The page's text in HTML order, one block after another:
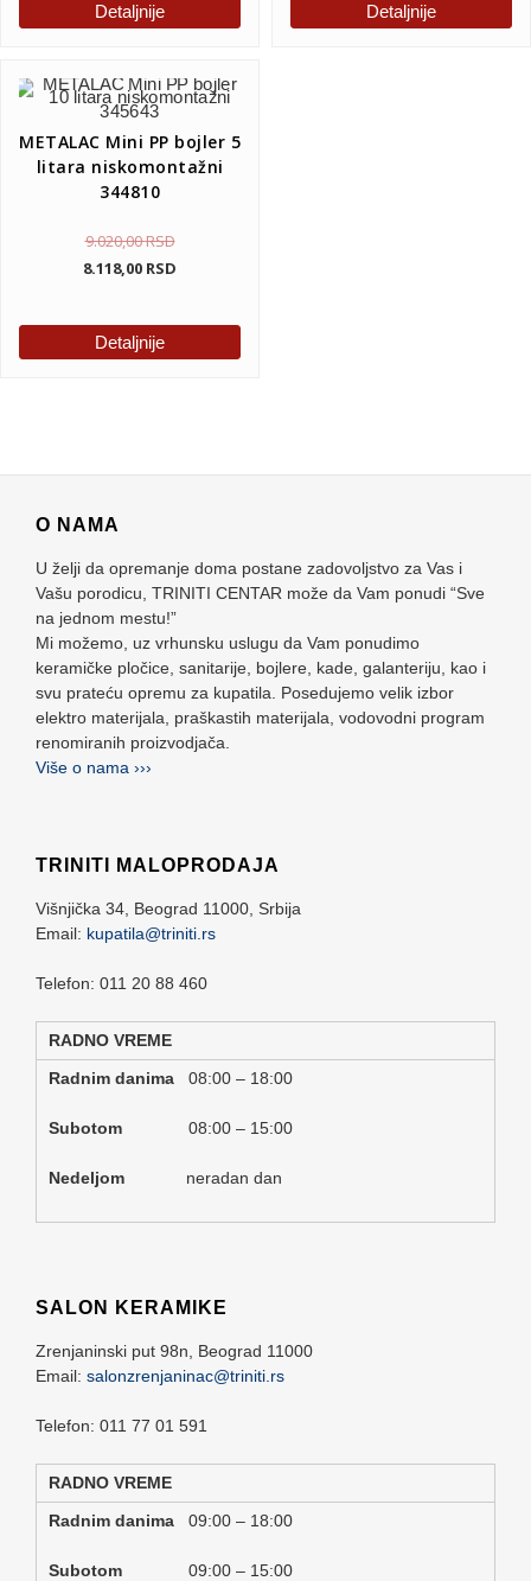
Detaljnije Detaljnije
METALAC Mini PP bojler 5
litara niskomontažni
344810
9.020,00RSD
8.118,00 RSD
Detaljnije
O NAMA
U želji da opremanje doma postane zadovoljstvo za Vas i
Vašu porodicu, TRINITI CENTAR može da Vam ponudi “Sve
na jednom mestu!”
Mi možemo, uz vrhunsku uslugu da Vam ponudimo
keramičke pločice, sanitarije, bojlere, kade, galanteriju, kao i
svu prateću opremu za kupatila. Posedujemo velik izbor
elektro materijala, praškastih materijala, vodovodni program
renomiranih proizvodjača.
Više o nama ›››
TRINITI MALOPRODAJA
Višnjička 34, Beograd 11000, Srbija
Email: kupatila@triniti.rs
Telefon: 011 20 88 460
RADNO VREME
Radnim danima 08:00 – 18:00
Subotom 08:00 – 15:00
Nedeljom neradan dan
SALON KERAMIKE
Zrenjaninski put 98n, Beograd 11000
Email: salonzrenjaninac@triniti.rs
Telefon: 011 77 01 591
RADNO VREME
Radnim danima 09:00 – 18:00
Subotom 09:00 – 15:00